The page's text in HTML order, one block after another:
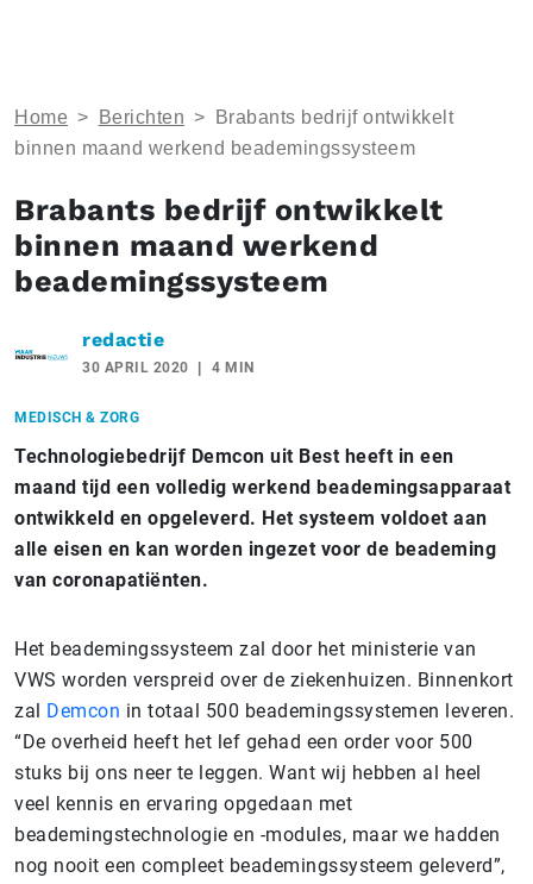
Home > Berichten >
Brabants bedrijf ontwikkelt
binnen maand werkend beademingssysteem
Brabants bedrijf ontwikkelt
binnen maand werkend
beademingssysteem
redactie
30 APRIL 2020 4 MIN
MEDISCH & ZORG
Technologiebedrijf Demcon uit Best heeft in een
maand tijd een volledig werkend beademingsapparaat
ontwikkeld en opgeleverd. Het systeem voldoet aan
alle eisen en kan worden ingezet voor de beademing
van coronapatiënten.
Het beademingssysteem zal door het ministerie van
VWS worden verspreid over de ziekenhuizen. Binnenkort
zal Demcon in totaal 500 beademingssystemen leveren.
“De overheid heeft het lef gehad een order voor 500
stuks bij ons neer te leggen. Want wij hebben al heel
veel kennis en ervaring opgedaan met
beademingstechnologie en -modules, maar we hadden
nog nooit een compleet beademingssysteem geleverd”,